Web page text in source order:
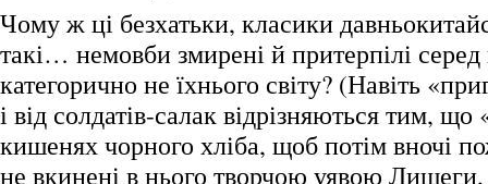
Чому ж ці безхатьки, класики
такі… немовби змирені й притерпілі серед
категорично не їхнього світу? (Навіть
і від солдатів-салак відрізняються тим,
кишенях чорного хліба, щоб потім вночі
не вкинені в нього творчою уявою